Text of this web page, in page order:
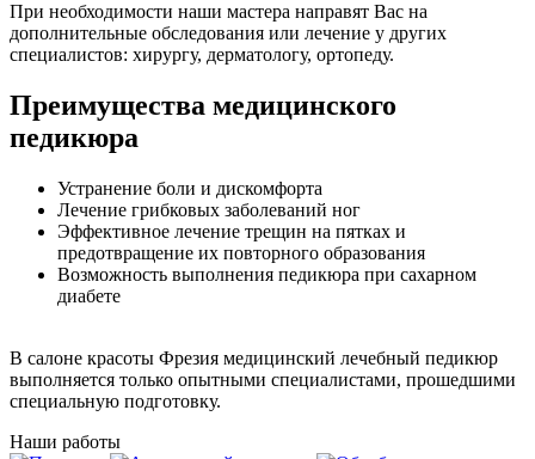
При необходимости наши мастера направят Вас на
дополнительные обследования или лечение у других
специалистов: хирургу, дерматологу, ортопеду.
Преимущества медицинского
педикюра
Устранение боли и дискомфорта
Лечение грибковых заболеваний ног
Эффективное лечение трещин на пятках и
предотвращение их повторного образования
Возможность выполнения педикюра при сахарном
диабете
В салоне красоты Фрезия медицинский лечебный педикюр
выполняется только опытными специалистами, прошедшими
специальную подготовку.
Наши работы